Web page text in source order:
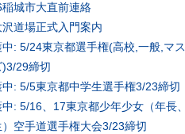
城市大直前連絡
道場正式入門案内
中: 5/24東京都選手権(高校,一般,マ
)3/29締切
中: 5/5東京都中学生選手権3/23締切
中: 5/16、17東京都少年少女（年長
）空手道選手権大会3/23締切